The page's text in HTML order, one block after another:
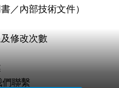
／內部技術文件）
修改次數
聯繫